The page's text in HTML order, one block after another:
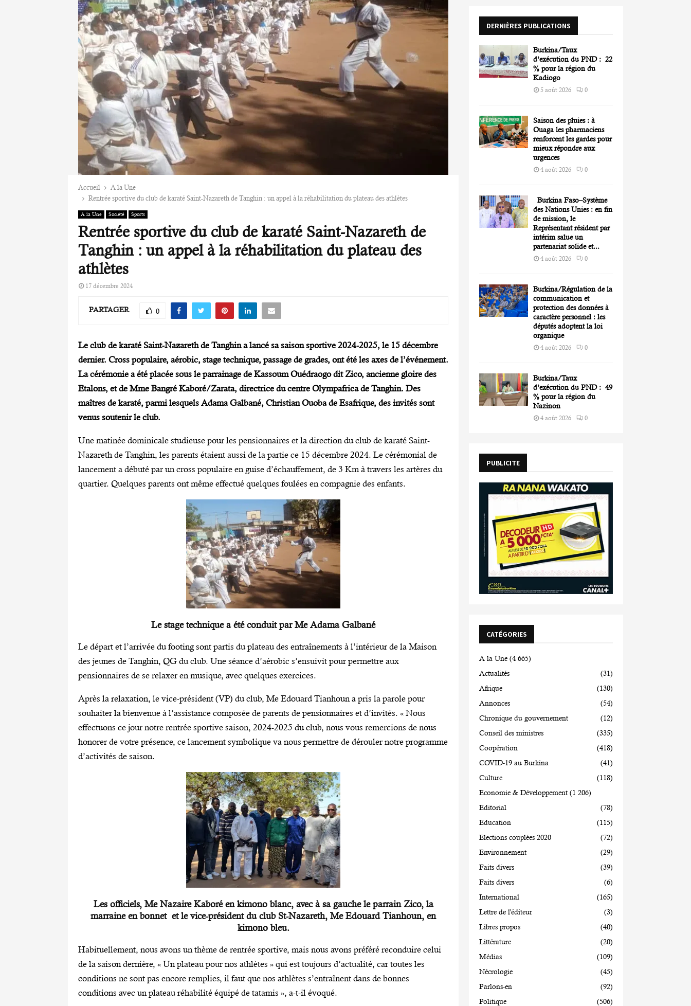
Accueil
A la Une
Rentrée sportive du club de karaté Saint-Nazareth de Tanghin : un appel à la réhabilitation du plateau des athlètes
A la Une Société Sports
Rentrée sportive du club de karaté Saint-Nazareth de
Tanghin : un appel à la réhabilitation du plateau des
athlètes
17 décembre 2024
PARTAGER 0
Le club de karaté Saint-Nazareth de Tanghin a lancé sa saison sportive 2024-2025, le 15 décembre
dernier. Cross populaire, aérobic, stage technique, passage de grades, ont été les axes de l’événement.
La cérémonie a été placée sous le parrainage de Kassoum Ouédraogo dit Zico, ancienne gloire des
Etalons, et de Mme Bangré Kaboré/Zarata, directrice du centre Olympafrica de Tanghin. Des
maîtres de karaté, parmi lesquels Adama Galbané, Christian Ouoba de Esafrique, des invités sont
venus soutenir le club.
Une matinée dominicale studieuse pour les pensionnaires et la direction du club de karaté Saint-
Nazareth de Tanghin, les parents étaient aussi de la partie ce 15 décembre 2024. Le cérémonial de
lancement a débuté par un cross populaire en guise d’échauffement, de 3 Km à travers les artères du
quartier. Quelques parents ont même effectué quelques foulées en compagnie des enfants.
Le stage technique a été conduit par Me Adama Galbané
Le départ et l’arrivée du footing sont partis du plateau des entraînements à l’intérieur de la Maison
des jeunes de Tanghin, QG du club. Une séance d’aérobic s’ensuivit pour permettre aux
pensionnaires de se relaxer en musique, avec quelques exercices.
Après la relaxation, le vice-président (VP) du club, Me Edouard Tianhoun a pris la parole pour
souhaiter la bienvenue à l’assistance composée de parents de pensionnaires et d’invités. « Nous
effectuons ce jour notre rentrée sportive saison, 2024-2025 du club, nous vous remercions de nous
honorer de votre présence, ce lancement symbolique va nous permettre de dérouler notre programme
d’activités de saison.
Les officiels, Me Nazaire Kaboré en kimono blanc, avec à sa gauche le parrain Zico, la
marraine en bonnet et le vice-président du club St-Nazareth, Me Edouard Tianhoun, en
kimono bleu.
Habituellement, nous avons un thème de rentrée sportive, mais nous avons préféré reconduire celui
de la saison dernière, « Un plateau pour nos athlètes » qui est toujours d’actualité, car toutes les
conditions ne sont pas encore remplies, il faut que nos athlètes s’entraînent dans de bonnes
conditions avec un plateau réhabilité équipé de tatamis », a-t-il évoqué.
r
H
DERNIÈRES PUBLICATIONS
Burkina/Taux
d’exécution du PND : 22
% pour la région du
Kadiogo
5 août 2026 0
Saison des pluies : à
Ouaga les pharmaciens
renforcent les gardes pour
mieux répondre aux
urgences
4 août 2026 0
Burkina Faso–Système
des Nations Unies : en fin
de mission, le
Représentant résident par
intérim salue un
partenariat solide et...
4 août 2026 0
Burkina/Régulation de la
communication et
protection des données à
caractère personnel : les
députés adoptent la loi
organique
4 août 2026 0
Burkina/Taux
d’exécution du PND : 49
% pour la région du
Nazinon
4 août 2026 0
PUBLICITE
CATÉGORIES
A la Une (4 665)
Actualités
(31)
Afrique
(130)
Annonces
(54)
Chronique du gouvernement
(12)
Conseil des ministres
(335)
Coopération
(418)
COVID-19 au Burkina
(41)
Culture
(118)
Economie & Développement (1 206)
Editorial
(78)
Education
(115)
Elections couplées 2020
(72)
Environnement
(29)
Faits divers
(39)
Faits divers
(6)
International
(165)
Lettre de l'éditeur
(3)
Libres propos
(40)
Littérature
(20)
Médias
(109)
Nécrologie
(45)
Parlons-en
(92)
Politique
(506)